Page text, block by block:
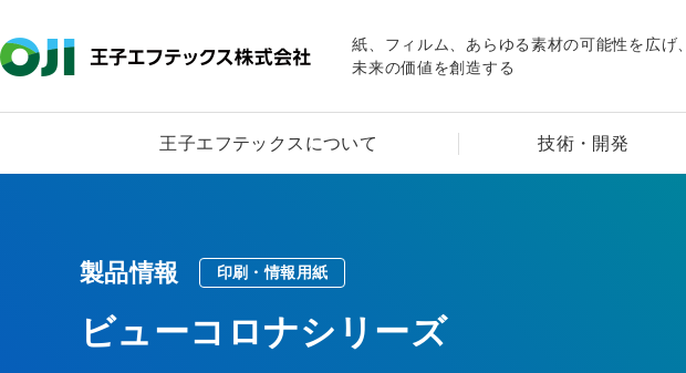
紙、フィルム、あらゆる素材の可能性を広げ、
未来の価値を創造する
王子エフテックスについて 技術・開発
製品情報 印刷・情報用紙
ビューコロナシリーズ